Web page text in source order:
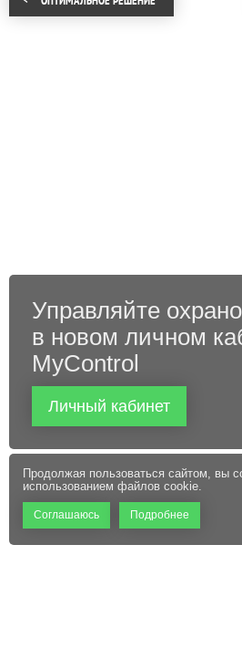
Управляйте
в новом личном
MyControl
Личный кабинет
Продолжая пользоваться сайтом, вы
использованием файлов cookie.
Соглашаюсь Подробнее